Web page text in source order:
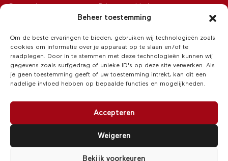
Beheer toestemming
Om de beste ervaringen te bieden, gebruiken wij technologieën zoals
cookies om informatie over je apparaat op te slaan en/of te
raadplegen. Door in te stemmen met deze technologieën kunnen wij
gegevens zoals surfgedrag of unieke ID's op deze site verwerken. Als
je geen toestemming geeft of uw toestemming intrekt, kan dit een
nadelige invloed hebben op bepaalde functies en mogelijkheden.
Accepteren
Weigeren
Bekijk voorkeuren
Cookiebeleid (EU)